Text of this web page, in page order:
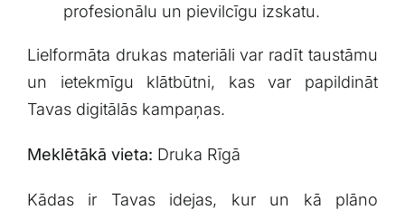
profesionālu un pievilcīgu izskatu.
Lielformāta drukas materiāli var radīt taustāmu
un ietekmīgu klātbūtni, kas var papildināt
Tavas digitālās kampaņas.
Meklētākā vieta: Druka Rīgā
Kādas ir Tavas idejas, kur un kā plāno